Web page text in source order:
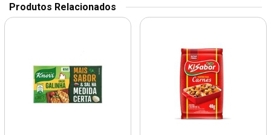
Produtos Relacionados